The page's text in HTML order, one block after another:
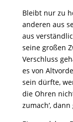
Bleibt nur zu
anderen aus
aus
seine großen
Verschluss
es von
sein dürfte,
die Ohren
zumach‘, dann